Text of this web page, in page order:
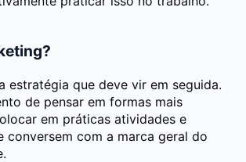
estratégia que deve vir em seguida.
de pensar em formas mais
em práticas atividades e
conversem com a marca geral do